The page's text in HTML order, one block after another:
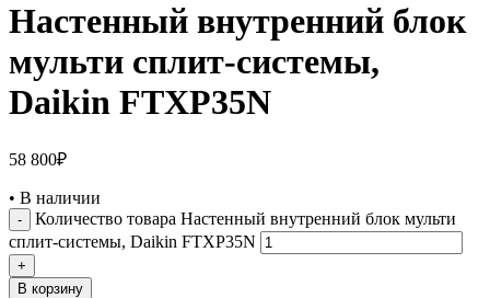
Настенный внутренний блок
мульти сплит-системы,
Daikin FTXP35N
58 800₽
• В наличии
Количество товара Настенный внутренний блок мульти
сплит-системы, Daikin FTXP35N
В корзину